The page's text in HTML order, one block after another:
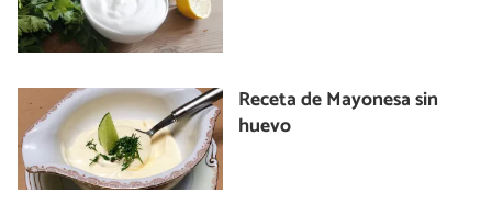
Receta de Mayonesa sin
huevo